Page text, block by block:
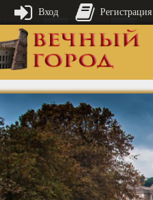
Вход Регистрация